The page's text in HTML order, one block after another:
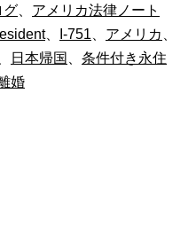
グ
アメリカ法律ノート
、 I-751 アメリカ
日本帰国
条件付き永住
婚